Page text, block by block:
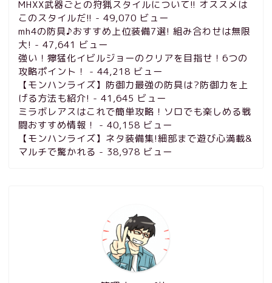
MHXX武器ごとの狩猟スタイルについて!! オススメは
このスタイルだ!! - 49,070 ビュー
mh4の防具♪おすすめ上位装備7選! 組み合わせは無限
大! - 47,641 ビュー
強い！獰猛化イビルジョーのクリアを目指せ！6つの
攻略ポイント！
- 44,218 ビュー
【モンハンライズ】防御力最強の防具は?防御力を上
げる方法も紹介! - 41,645 ビュー
ミラボレアスはこれで簡単攻略！ソロでも楽しめる戦
闘おすすめ情報！
- 40,158 ビュー
【モンハンライズ】ネタ装備集!細部まで遊び心満載&
マルチで驚かれる - 38,978 ビュー